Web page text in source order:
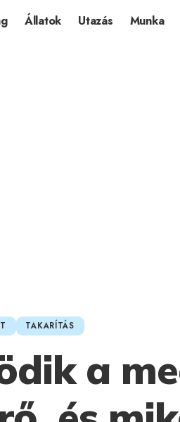
Állatok Utazás Munka
TAKARÍTÁS
a